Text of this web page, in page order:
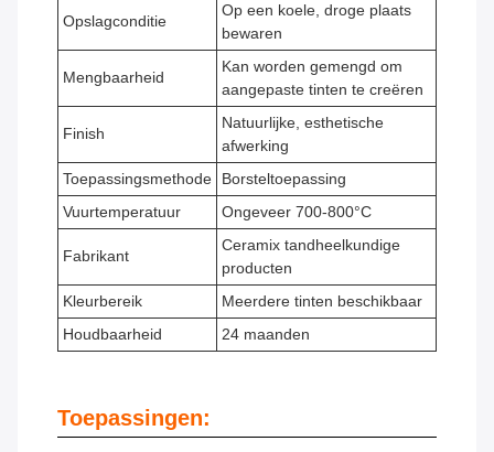
Opslagconditie
Op een koele, droge plaats
bewaren
Mengbaarheid
Kan worden gemengd om
aangepaste tinten te creëren
Finish
Natuurlijke, esthetische
afwerking
Toepassingsmethode
Borsteltoepassing
Vuurtemperatuur
Ongeveer 700-800°C
Fabrikant
Ceramix tandheelkundige
producten
Kleurbereik
Meerdere tinten beschikbaar
Houdbaarheid
24 maanden
Toepassingen: